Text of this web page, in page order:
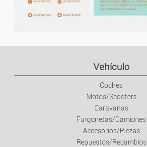
Locales Y Oficinas
Clases/Cursos
Vehículo
Coches
Motos/Scooters
Caravanas
Furgonetas/Camiones
Accesorios/Piezas
Repuestos/Recambios